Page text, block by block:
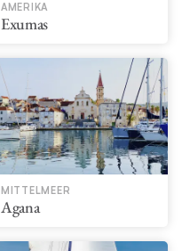
AMERIKA
Exumas
MITTELMEER
Agana